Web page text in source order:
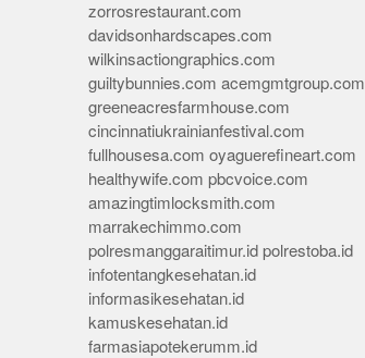
zorrosrestaurant.com
davidsonhardscapes.com
wilkinsactiongraphics.com
guiltybunnies.com acemgmtgroup.com
greeneacresfarmhouse.com
cincinnatiukrainianfestival.com
fullhousesa.com oyaguerefineart.com
healthywife.com pbcvoice.com
amazingtimlocksmith.com
marrakechimmo.com
polresmanggaraitimur.id polrestoba.id
infotentangkesehatan.id
informasikesehatan.id
kamuskesehatan.id
farmasiapotekerumm.id